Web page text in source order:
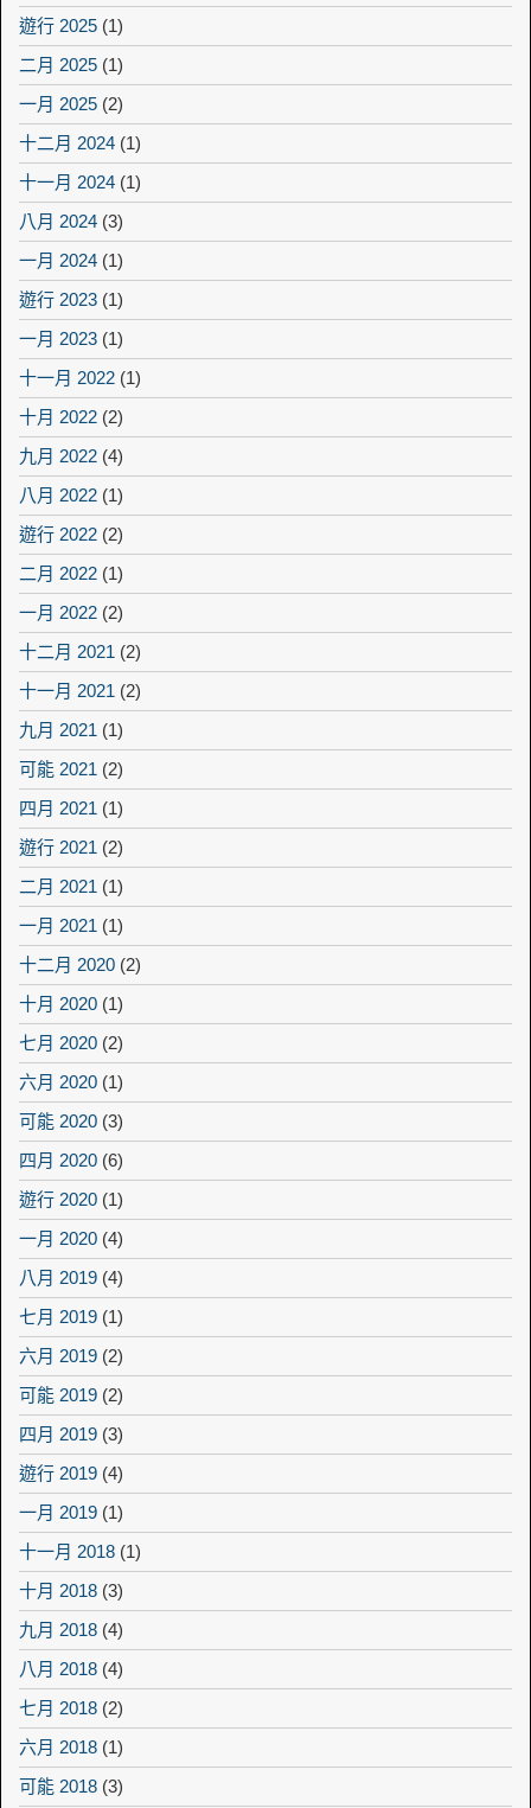
遊行 2025 (1)
二月 2025 (1)
一月 2025 (2)
十二月 2024 (1)
十一月 2024 (1)
八月 2024 (3)
一月 2024 (1)
遊行 2023 (1)
一月 2023 (1)
十一月 2022 (1)
十月 2022 (2)
九月 2022 (4)
八月 2022 (1)
遊行 2022 (2)
二月 2022 (1)
一月 2022 (2)
十二月 2021 (2)
十一月 2021 (2)
九月 2021 (1)
可能 2021 (2)
四月 2021 (1)
遊行 2021 (2)
二月 2021 (1)
一月 2021 (1)
十二月 2020 (2)
十月 2020 (1)
七月 2020 (2)
六月 2020 (1)
可能 2020 (3)
四月 2020 (6)
遊行 2020 (1)
一月 2020 (4)
八月 2019 (4)
七月 2019 (1)
六月 2019 (2)
可能 2019 (2)
四月 2019 (3)
遊行 2019 (4)
一月 2019 (1)
十一月 2018 (1)
十月 2018 (3)
九月 2018 (4)
八月 2018 (4)
七月 2018 (2)
六月 2018 (1)
可能 2018 (3)